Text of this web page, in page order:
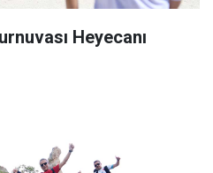
Heyecanı